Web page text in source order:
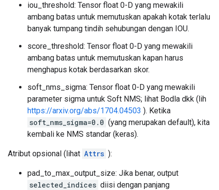
iou_threshold: Tensor float 0-D yang mewakili
ambang batas untuk memutuskan apakah kotak terlalu
banyak tumpang tindih sehubungan dengan IOU.
score_threshold: Tensor float 0-D yang mewakili
ambang batas untuk memutuskan kapan harus
menghapus kotak berdasarkan skor.
soft_nms_sigma: Tensor float 0-D yang mewakili
parameter sigma untuk Soft NMS; lihat Bodla dkk (lih
https://arxiv.org/abs/1704.04503 ). Ketika
soft_nms_sigma=0.0 (yang merupakan default), kita
kembali ke NMS standar (keras).
Atribut opsional (lihat Attrs ):
pad_to_max_output_size: Jika benar, output
selected_indices diisi dengan panjang